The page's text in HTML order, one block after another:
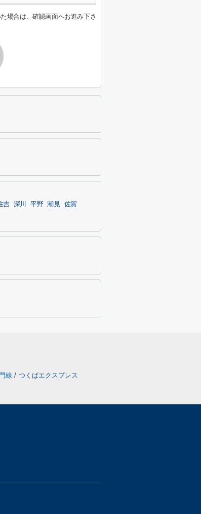
場合は、確認画面へお進み下さ
吉 深川 平野 潮見
佐賀
線 / つくばエクスプレス